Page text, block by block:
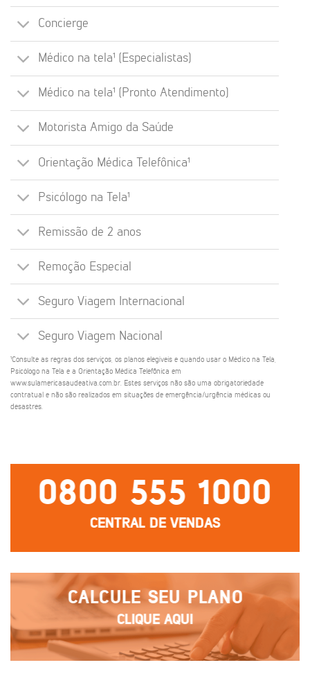
Concierge
Médico na tela¹ (Especialistas)
Médico na tela¹ (Pronto Atendimento)
Motorista Amigo da Saúde
Orientação Médica Telefônica¹
Psicólogo na Tela¹
Remissão de 2 anos
Remoção Especial
Seguro Viagem Internacional
Seguro Viagem Nacional
¹Consulte as regras dos serviços, os planos elegíveis e quando usar o Médico na Tela,
Psicólogo na Tela e a Orientação Médica Telefônica em
www.sulamericasaudeativa.com.br. Estes serviços não são uma obrigatoriedade
contratual e não são realizados em situações de emergência/urgência médicas ou
desastres.
0800 555 1000
CENTRAL DE VENDAS
CALCULE SEU PLANO
CLIQUE AQUI